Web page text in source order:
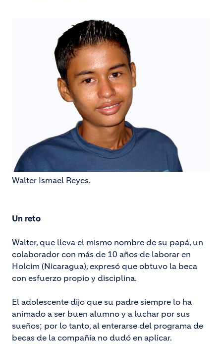
Walter Ismael Reyes.
Un reto
Walter, que lleva el mismo nombre de su papá, un
colaborador con más de 10 años de laborar en
Holcim (Nicaragua), expresó que obtuvo la beca
con esfuerzo propio y disciplina.
El adolescente dijo que su padre siempre lo ha
animado a ser buen alumno y a luchar por sus
sueños; por lo tanto, al enterarse del programa de
becas de la compañía no dudó en aplicar.